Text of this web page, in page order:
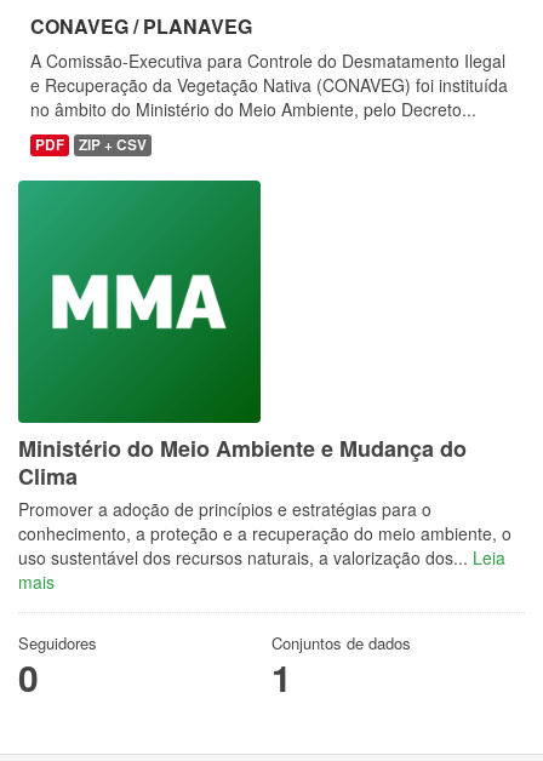
CONAVEG / PLANAVEG
A Comissão-Executiva para Controle do Desmatamento Ilegal
e Recuperação da Vegetação Nativa (CONAVEG) foi instituída
no âmbito do Ministério do Meio Ambiente, pelo Decreto...
PDF ZIP + CSV
Ministério do Meio Ambiente e Mudança do
Clima
Promover a adoção de princípios e estratégias para o
conhecimento, a proteção e a recuperação do meio ambiente, o
uso sustentável dos recursos naturais, a valorização dos... Leia
mais
Seguidores
0
Conjuntos de dados
1